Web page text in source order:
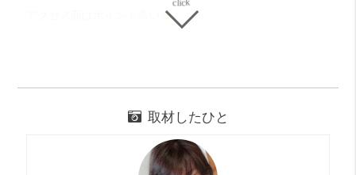
２口ガスコンロキッチン、浴室乾燥
宅配ボックスにオートロックも完備。
取材したひと